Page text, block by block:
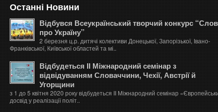
Останні Новини
Відбувся Всеукраїнський творчий конкурс
про Україну”
2 березня ц.р. дитячі колективи Донецької, Запорізької, Івано-
Франківської, Київської областей та мі..
Відбудеться ІІ Міжнародний семінар з
відвідуванням Словаччини, Чехії, Австрії й
Угорщини
з 1 до 5 квітня 2020 року відбудеться ІІ Міжнародний семінар
досвід у реалізації політ..